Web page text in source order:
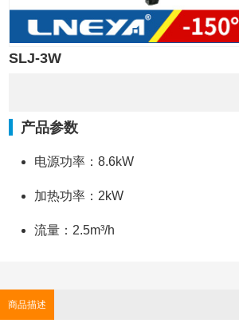
SLJ-3W
产品参数
电源功率：8.6kW
加热功率：2kW
流量：2.5m³/h
商品描述